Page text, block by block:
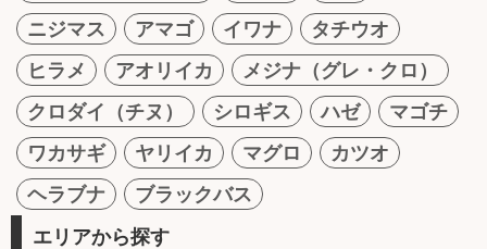
ニジマス
アマゴ イワナ
タチウオ
ヒラメ
アオリイカ
メジナ（グレ・クロ）
クロダイ（チヌ）
シロギス ハゼ
マゴチ
ワカサギ
ヤリイカ マグロ
カツオ
ヘラブナ
ブラックバス
エリアから探す